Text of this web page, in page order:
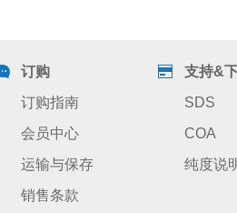
订购
订购指南
会员中心
运输与保存
销售条款
支持&
SDS
COA
纯度说